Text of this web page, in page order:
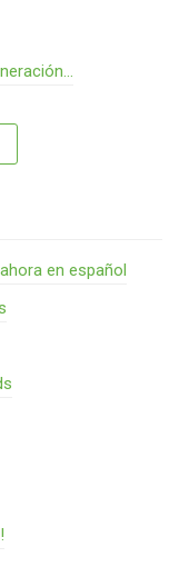
en español